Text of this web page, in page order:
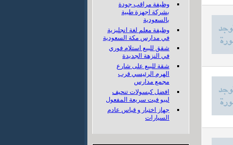
وظيفة مراقب جودة
بشركة اجهزة طبية
بالسعودية
وظيفة معلم لغة انجليزية
في مدارس مكة السعودية
شقق للبيع استلام فوري
في النزهة الجديدة
شقة للبيع على شارع
الهرم الرئيسي قرب
مجمع مدارس
افضل كبسولات تنحيف
ليبو فيت سريعة المفعول
جهاز اختبار و قياس عادم
السيارات